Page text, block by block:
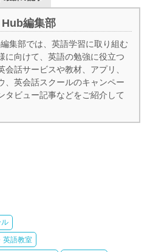
編集部
集部では、英語学習に取り組む
に向けて、英語の勉強に役立つ
会話サービスや教材、アプリ、
、英会話スクールのキャンペー
タビュー記事などをご紹介して
英語教室